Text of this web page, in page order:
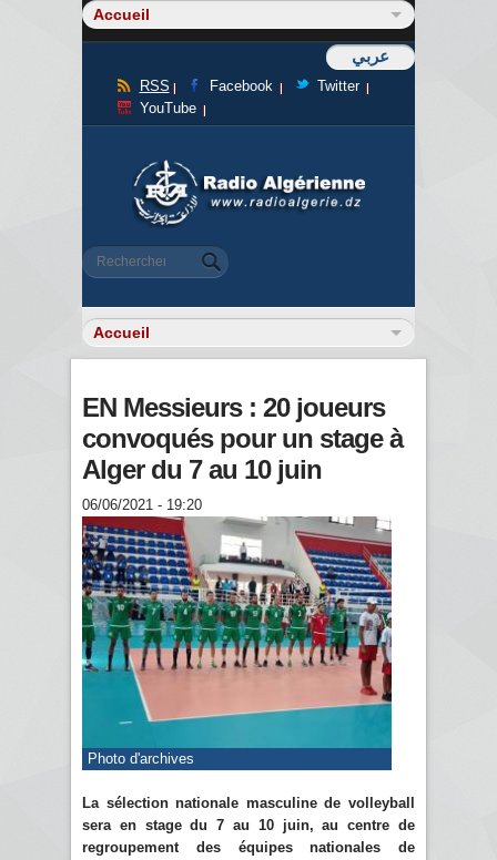
عربي
RSS Facebook
Twitter
YouTube
Formulaire de recherche
Rechercher
EN Messieurs : 20 joueurs
convoqués pour un stage à
Alger du 7 au 10 juin
06/06/2021 - 19:20
Photo d'archives
La sélection nationale masculine de volleyball
sera en stage du 7 au 10 juin, au centre de
regroupement des équipes nationales de